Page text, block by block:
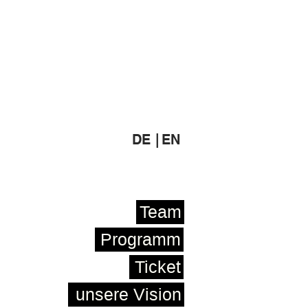
DE | EN
Team
Programm
Ticket
unsere Vision